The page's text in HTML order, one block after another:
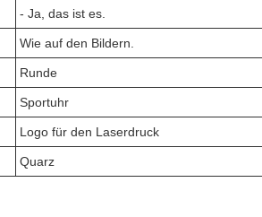
- Ja, das ist es.
Wie auf den Bildern.
Runde
Sportuhr
Logo für den Laserdruck
Quarz